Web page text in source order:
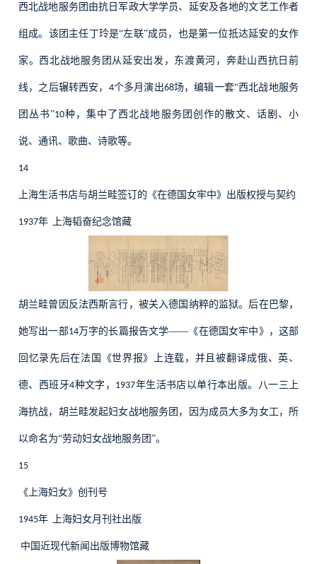
西北战地服务团由抗日军政大学学员、延安及各地的文艺工作者
组成。该团主任丁玲是“左联”成员，也是第一位抵达延安的女作
家。西北战地服务团从延安出发，东渡黄河，奔赴山西抗日前
线，之后辗转西安， 4个多月演出68场，编辑一套“西北战地服务
团丛书”10种，集中了西北战地服务团创作的散文、话剧、小
说、通讯、歌曲、诗歌等。
14
上海生活书店与胡兰畦签订的《在德国女牢中》出版权授与契约
1937年 上海韬奋纪念馆藏
胡兰畦曾因反法西斯言行，被关入德国纳粹的监狱。后在巴黎，
她写出一部14万字的长篇报告文学——《在德国女牢中》，这部
回忆录先后在法国《世界报》上连载，并且被翻译成俄、英、
德、西班牙4种文字， 1937年生活书店以单行本出版。八一三上
海抗战，胡兰畦发起妇女战地服务团，因为成员大多为女工，所
以命名为“劳动妇女战地服务团”。
15
《上海妇女》创刊号
1945年 上海妇女月刊社出版
中国近现代新闻出版博物馆藏